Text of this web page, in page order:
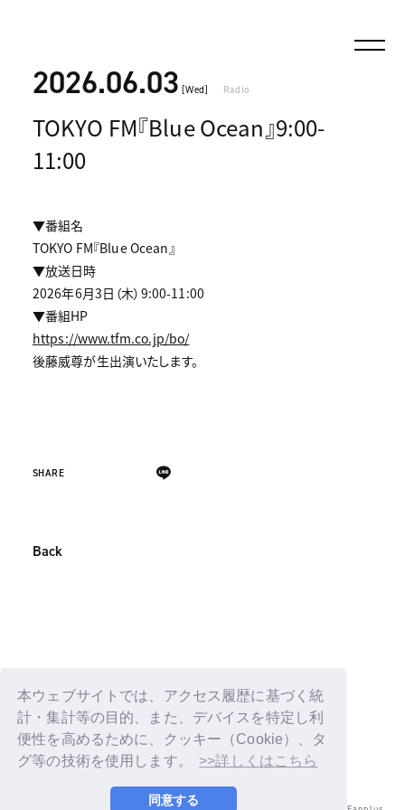
本ウェブサイトでは、アクセス履歴に基づく統
計・集計等の目的、また、デバイスを特定し利
便性を高めるために、クッキー（Cookie）、タ
グ等の技術を使用します。
>>詳しくはこちら
同意する
2026.06.03 [Wed] Radio
TOKYO FM『Blue Ocean』9:00-
11:00
▼番組名
TOKYO FM『Blue Ocean』
▼放送日時
2026年6月3日（木）9:00-11:00
▼番組HP
https://www.tfm.co.jp/bo/
後藤威尊が生出演いたします。
SHARE
Back